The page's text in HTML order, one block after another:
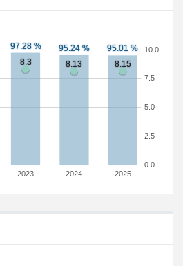
2023 2024 2025
0.0
2.5
5.0
7.5
10.0